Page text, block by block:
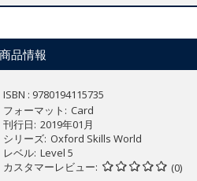
特徴
オックスフォードの他の児童英語
ケンブリッジ国際児童英検や
親しみやすいキャラクターのオリ
各レッスンに対応した教師用リソ
Classroom Presentation Toolは
生徒の関心を引き付ける魅力的な
商品情報
ISBN : 9780194115735
フォーマット
Card
刊行日 2019年01月
シリーズ Oxford Skills World
レベル Level 5
カスタマーレビュー
(0)